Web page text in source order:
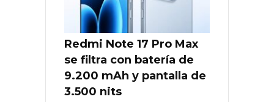
Redmi Note 17 Pro Max
se filtra con batería de
9.200 mAh y pantalla de
3.500 nits